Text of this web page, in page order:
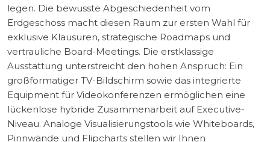
legen. Die bewusste Abgeschiedenheit vom
Erdgeschoss macht diesen Raum zur ersten Wahl für
exklusive Klausuren, strategische Roadmaps und
vertrauliche Board-Meetings. Die erstklassige
Ausstattung unterstreicht den hohen Anspruch: Ein
großformatiger TV-Bildschirm sowie das integrierte
Equipment für Videokonferenzen ermöglichen eine
lückenlose hybride Zusammenarbeit auf Executive-
Niveau. Analoge Visualisierungstools wie Whiteboards,
Pinnwände und Flipcharts stellen wir Ihnen